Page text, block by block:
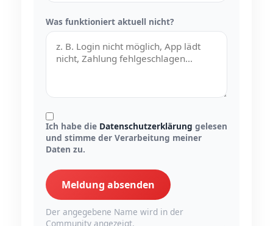
Was funktioniert aktuell nicht?
Ich habe die Datenschutzerklärung gelesen
und stimme der Verarbeitung meiner
Daten zu.
Meldung absenden
Der angegebene Name wird in der
Community angezeigt.